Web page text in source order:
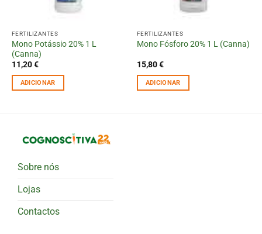
FERTILIZANTES
Mono Potássio 20% 1 L
(Canna)
11,20€
ADICIONAR
FERTILIZANTES
Mono Fósforo 20% 1 L (Canna)
15,80€
ADICIONAR
Sobre nós
Lojas
Contactos